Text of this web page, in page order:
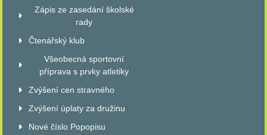
Zápis ze zasedání školské
rady
Čtenářský klub
Všeobecná sportovní
příprava s prvky atletiky
Zvýšení cen stravného
Zvýšení úplaty za družinu
Nové číslo Popopisu